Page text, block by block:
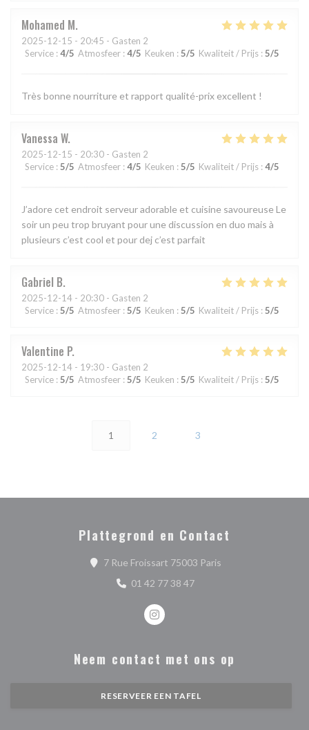
Mohamed M
2025-12-15 - 20:45 - Gasten 2
Service : 4/5 Atmosfeer : 4/5 Keuken : 5/5 Kwaliteit / Prijs : 5/5
Très bonne nourriture et rapport qualité-prix excellent !
Vanessa W
2025-12-15 - 20:30 - Gasten 2
Service : 5/5 Atmosfeer : 4/5 Keuken : 5/5 Kwaliteit / Prijs : 4/5
J’adore cet endroit serveur adorable et cuisine savoureuse Le
soir un peu trop bruyant pour une discussion en duo mais à
plusieurs c’est cool et pour dej c’est parfait
Gabriel B
2025-12-14 - 20:30 - Gasten 2
Service : 5/5 Atmosfeer : 5/5 Keuken : 5/5 Kwaliteit / Prijs : 5/5
Valentine P
2025-12-14 - 19:30 - Gasten 2
Service : 5/5 Atmosfeer : 5/5 Keuken : 5/5 Kwaliteit / Prijs : 5/5
1 2 3
Plattegrond en Contact
7 Rue Froissart 75003 Paris
01 42 77 38 47
Instagram ((opent in een nieuw
Neem contact met ons op
RESERVEER EEN TAFEL